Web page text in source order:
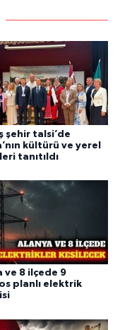
şehir talsi’de
kültürü ve yerel
tanıtıldı
ve 8 ilçede 9
planlı elektrik